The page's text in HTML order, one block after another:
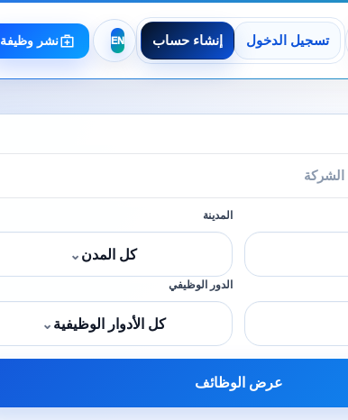
تسجيل الدخول إنشاء حساب نشر وظيفة
المدينة
كل المدن ⌄
الدور الوظيفي
كل الأدوار الوظيفية ⌄
عرض الوظائف